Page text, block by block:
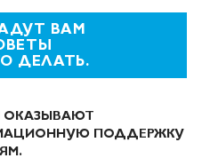
ВАМ
ДЕЛАТЬ.
ОКАЗЫВАЮТ
ПОДДЕРЖКУ